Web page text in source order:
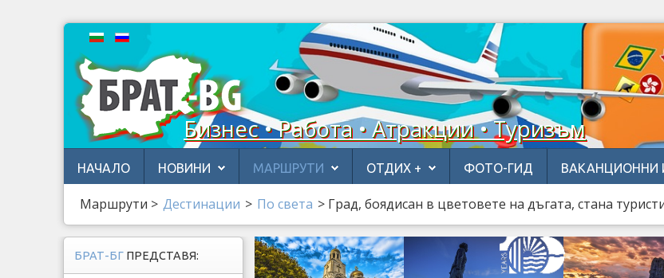
Бизнес • Работа • Атракции • Туризъм
НАЧАЛО НОВИНИ МАРШРУТИ ОТДИХ + ФОТО-ГИД ВАКАНЦИОННИ
Маршрути > Дестинации > По света > Град, боядисан в цветовете на дъгата, стана
БРАТ-БГ ПРЕДСТАВЯ: